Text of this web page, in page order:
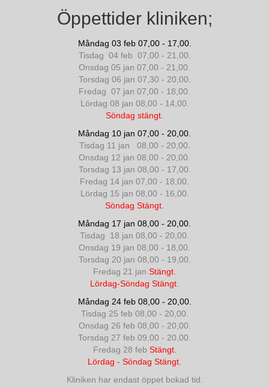
Öppettider kliniken;
Måndag 03 feb 07,00 - 17,00.
Tisdag 04 feb 07,00 - 21,00.
Onsdag 05 jan 07,00 - 21,00.
Torsdag 06 jan 07,30 - 20,00.
Fredag 07 jan 07,00 - 18,00.
Lördag 08 jan 08,00 - 14,00.
Söndag stängt.
Måndag 10 jan 07,00 - 20,00.
Tisdag 11 jan 08,00 - 20,00.
Onsdag 12 jan 08,00 - 20,00.
Torsdag 13 jan 08,00 - 17,00.
Fredag 14 jan 07,00 - 18,00.
Lördag 15 jan 08,00 - 16,00.
Söndag Stängt.
Måndag 17 jan 08,00 - 20,00.
Tisdag 18 jan 08,00 - 20,00.
Onsdag 19 jan 08,00 - 18,00.
Torsdag 20 jan 08,00 - 19,00.
Fredag 21 jan Stängt.
Lördag-Söndag Stängt.
Måndag 24 feb 08,00 - 20,00.
Tisdag 25 feb 08,00 - 20,00.
Onsdag 26 feb 08,00 - 20,00.
Torsdag 27 feb 09,00 - 20,00.
Fredag 28 feb Stängt.
Lördag - Söndag Stängt.
Kliniken har endast öppet bokad tid.